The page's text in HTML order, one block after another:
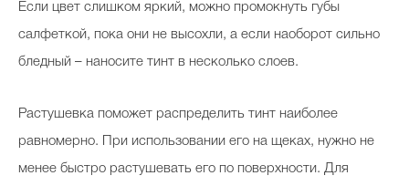
Если цвет слишком яркий, можно промокнуть губы
салфеткой, пока они не высохли, а если наоборот сильно
бледный – наносите тинт в несколько слоев.
Растушевка поможет распределить тинт наиболее
равномерно. При использовании его на щеках, нужно не
менее быстро растушевать его по поверхности. Для